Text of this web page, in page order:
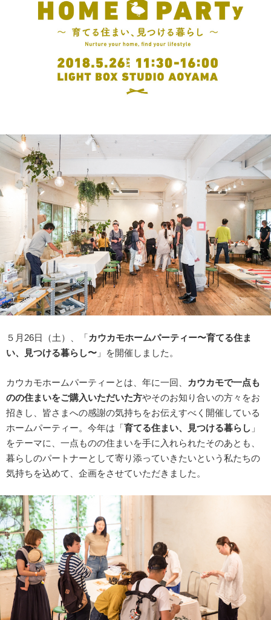
５月26日（土）、「カウカモホームパーティー〜育てる住ま
い、見つける暮らし〜 」を開催しました。
カウカモホームパーティーとは、年に一回、
カウカモで一点も
のの住まいをご購入いただいた方やそのお知り合いの方々をお
招きし、皆さまへの感謝の気持ちをお伝えすべく開催している
ホームパーティー。今年は「育てる住まい、見つける暮らし 」
をテーマに、一点ものの住まいを手に入れられたそのあとも、
暮らしのパートナーとして寄り添っていきたいという私たちの
気持ちを込めて、企画をさせていただきました。